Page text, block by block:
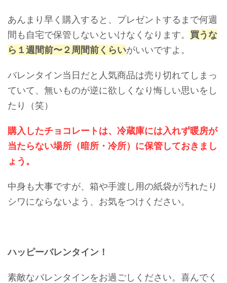
あんまり早く購入すると、プレゼントするまで何週
間も自宅で保管しないといけなくなります。 買うな
ら１週間前〜２周間前くらいがいいですよ。
バレンタイン当日だと人気商品は売り切れてしまっ
ていて、無いものが逆に欲しくなり悔しい思いをし
たり（笑）
購入したチョコレートは、冷蔵庫には入れず暖房が
当たらない場所（暗所・冷所）に保管しておきまし
ょう。
中身も大事ですが、箱や手渡し用の紙袋が汚れたり
シワにならないよう、お気をつけください。
ハッピーバレンタイン！
素敵なバレンタインをお過ごしください。喜んでく